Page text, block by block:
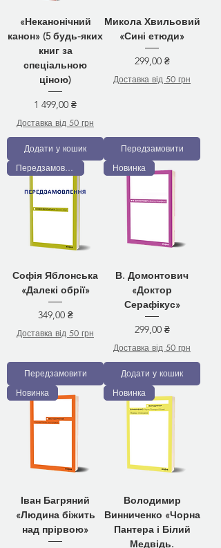
«Неканонічний
канон» (5 будь-яких
книг за
спеціальною
ціною)
Ціна
1 499,00 ₴
Доставка від 50 грн
Додати у кошик
Микола Хвильовий
«Сині етюди»
Ціна
299,00 ₴
Доставка від 50 грн
Передзамовити
Передзамовлення
Софія Яблонська
«Далекі обрії»
Ціна
349,00 ₴
Доставка від 50 грн
Передзамовити
Новинка
В. Домонтович
«Доктор
Серафікус»
Ціна
299,00 ₴
Доставка від 50 грн
Додати у кошик
Новинка
Іван Багряний
«Людина біжить
над прірвою»
Новинка
Володимир
Винниченко «Чорна
Пантера і Білий
Медвідь.